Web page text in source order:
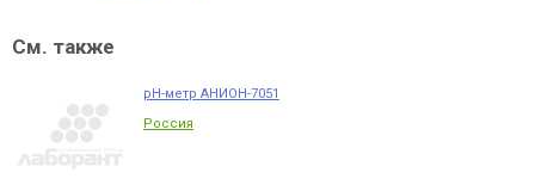
См. также
pH-метр АНИОН-7051
Россия